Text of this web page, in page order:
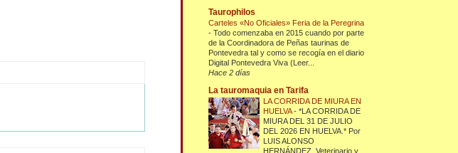
Taurophilos
Carteles «No Oficiales» Feria de la Peregrina
-Todo comenzaba en 2015 cuando por parte
de la Coordinadora de Peñas taurinas de
Pontevedra tal y como se recogía en el diario
Digital Pontevedra Viva (Leer...
Hace 2 días
La tauromaquia en Tarifa
LA CORRIDA DE MIURA EN
HUELVA-*LA CORRIDA DE
MIURA DEL 31 DE JULIO
DEL 2026 EN HUELVA.* Por
LUIS ALONSO
HERNÁNDEZ. Veterinario y